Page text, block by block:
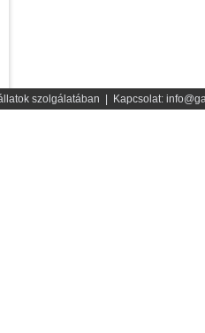
szolgálatában | Kapcsolat: